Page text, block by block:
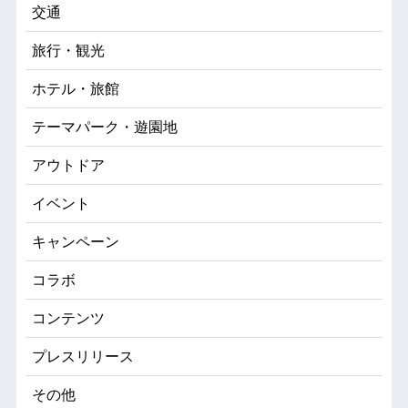
交通
旅行・観光
ホテル・旅館
テーマパーク・遊園地
アウトドア
イベント
キャンペーン
コラボ
コンテンツ
プレスリリース
その他